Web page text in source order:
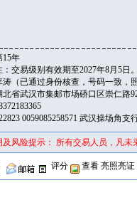
15年
：交易级别有效期至2027年8月5日
涛（已通过身份核查，号码一致，
北省武汉市集邮市场硚口区崇仁路
0059085258571 武汉操场角支
及风险提示： 所有交易人员，凡
评分 查看 亮照亮证